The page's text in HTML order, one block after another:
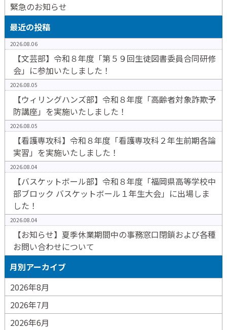
緊急のお知らせ
最近の投稿
2026.08.06
【文芸部】令和８年度「第５９回生徒図書委員合同研修
会」に参加いたしました！
2026.08.05
【ウィリングハンズ部】令和８年度「高齢者対象詐欺予
防講座」を実施いたしました！
2026.08.05
【看護専攻科】令和８年度「看護専攻科２年生前期各論
実習」を実施いたしました！
2026.08.04
【バスケットボール部】令和８年度「福岡県高等学校中
部ブロック バスケットボール１年生大会」に出場しま
した！
2026.08.04
【お知らせ】夏季休業期間中の事務窓口閉鎖および各種
お問い合わせについて
月別アーカイブ
2026年8月
2026年7月
2026年6月